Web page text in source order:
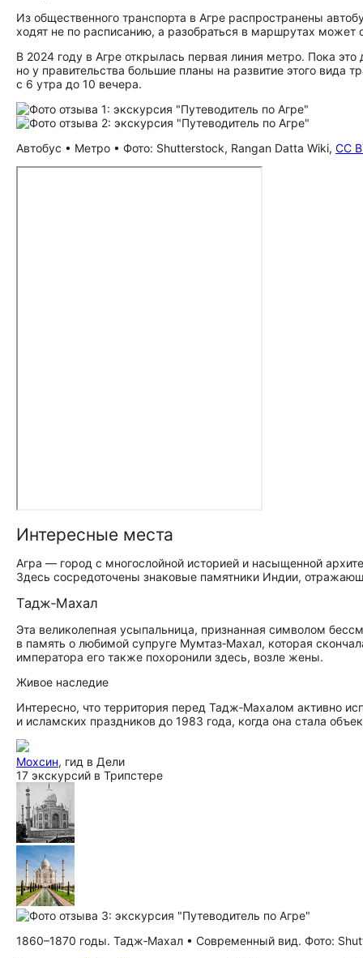
Из общественного транспорта в Агре распространены
ходят не по расписанию, а разобраться в маршрутах может
В 2024 году в Агре открылась первая линия метро. Пока
но у правительства большие планы на развитие этого вида
с 6 утра до 10 вечера.
Автобус • Метро • Фото: Shutterstock, Rangan Datta Wiki, CC
Интересные места
Агра — город с многослойной историей и насыщенной
Здесь сосредоточены знаковые памятники Индии,
Тадж‑Махал
Эта великолепная усыпальница, признанная символом
в память о любимой супруге Мумтаз‑Махал, которая
императора его также похоронили здесь, возле жены.
Живое наследие
Интересно, что территория перед Тадж‑Махалом активно
и исламских праздников до 1983 года, когда она стала
Мохсин, гид в Дели
17 экскурсий в Трипстере
1860–1870 годы. Тадж‑Махал • Современный вид. Фото: